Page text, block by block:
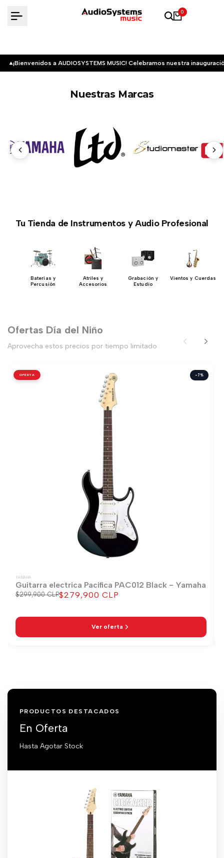
0
¡Bienvenidos a AUDIOSYSTEMS MUSIC! Celebramos nuestra
Nuestras Marcas
Tu Tienda de Instrumentos y Audio Profesional
Baterías y
Percusión
Atriles y
Accesorios
Grabación y
Estudio
Vientos y Cuerdas
Ofertas Día del Niño
Aprovecha estos precios por tiempo limitado
OFERTA -7%
YAMAHA
Guitarra electrica Pacifica PAC012 Black - Yamaha
Precio
$299,900 CLPPrecio
$279,900 CLP
Ver oferta
PRODUCTOS DESTACADOS
En Oferta
Hasta Agotar Stock